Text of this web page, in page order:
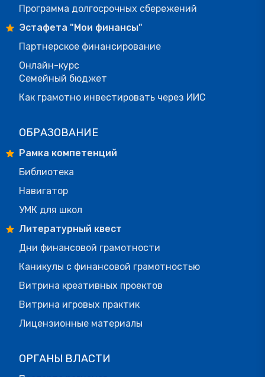
Программа долгосрочных сбережений
Эстафета "Мои финансы"
Партнерское финансирование
Онлайн-курс
Семейный бюджет
Как грамотно инвестировать через ИИС
ОБРАЗОВАНИЕ
Рамка компетенций
Библиотека
Навигатор
УМК для школ
Литературный квест
Дни финансовой грамотности
Каникулы с финансовой грамотностью
Витрина креативных проектов
Витрина игровых практик
Лицензионные материалы
ОРГАНЫ ВЛАСТИ